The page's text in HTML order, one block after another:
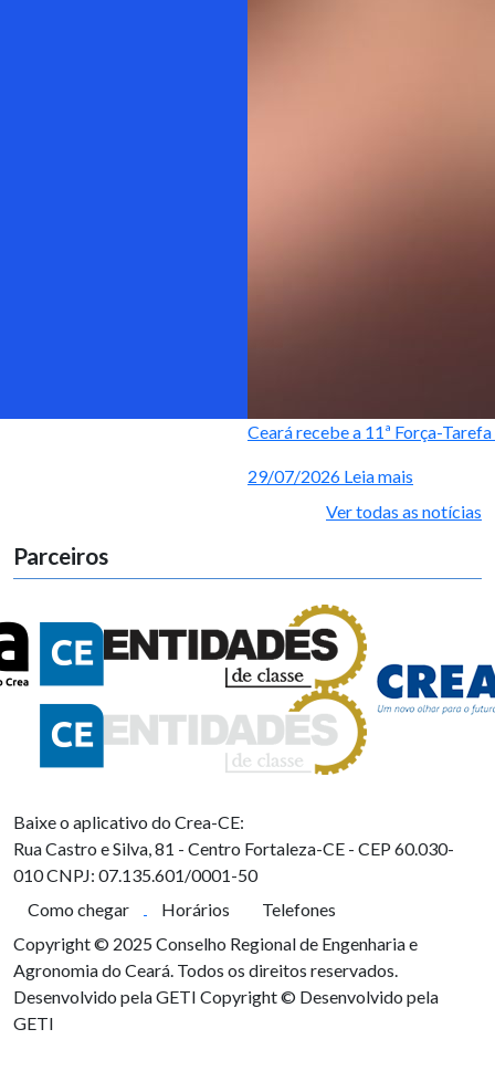
Ceará recebe a 11ª Força-
29/07/2026 Leia mais
Ver todas as notícias
Parceiros
Baixe o aplicativo do Crea-CE:
Rua Castro e Silva, 81 - Centro Fortaleza-CE - CEP 60.030-
010CNPJ: 07.135.601/0001-50
Como chegar
Horários
Telefones
Copyright © 2025 Conselho Regional de Engenharia e
Agronomia do Ceará. Todos os direitos reservados.
Desenvolvido pela GETI Copyright © Desenvolvido pela
GETI